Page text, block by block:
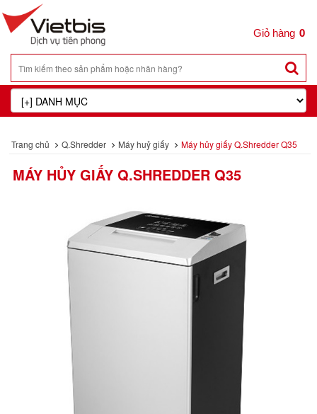
0
Trang chủ Q.Shredder Máy huỷ giấy Máy hủy giấy Q.Shredder Q35
MÁY HỦY GIẤY Q.SHREDDER Q35